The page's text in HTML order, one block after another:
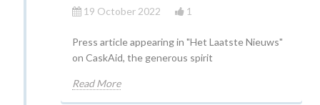
19 October 2022 1
Press article appearing in "Het Laatste Nieuws"
on CaskAid, the generous spirit
Read More